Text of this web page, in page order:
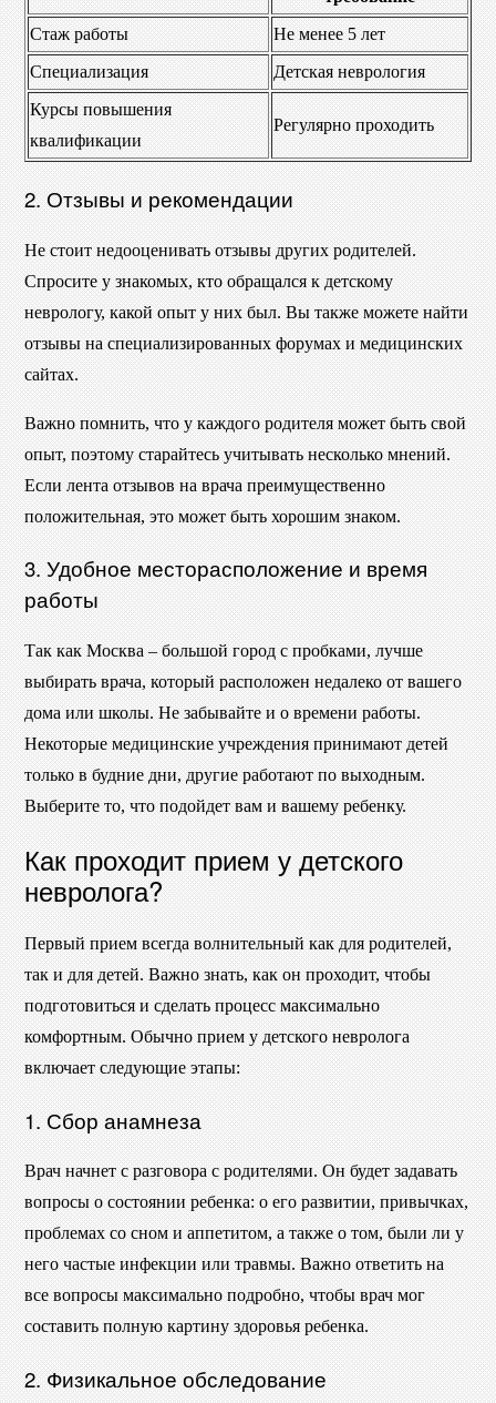
Стаж работы
Не менее 5 лет
Специализация
Детская неврология
Курсы повышения
квалификации
Регулярно проходить
2. Отзывы и рекомендации
Не стоит недооценивать отзывы других родителей.
Спросите у знакомых, кто обращался к детскому
неврологу, какой опыт у них был. Вы также можете найти
отзывы на специализированных форумах и медицинских
сайтах.
Важно помнить, что у каждого родителя может быть свой
опыт, поэтому старайтесь учитывать несколько мнений.
Если лента отзывов на врача преимущественно
положительная, это может быть хорошим знаком.
3. Удобное месторасположение и время
работы
Так как Москва – большой город с пробками, лучше
выбирать врача, который расположен недалеко от вашего
дома или школы. Не забывайте и о времени работы.
Некоторые медицинские учреждения принимают детей
только в будние дни, другие работают по выходным.
Выберите то, что подойдет вам и вашему ребенку.
Как проходит прием у детского
невролога?
Первый прием всегда волнительный как для родителей,
так и для детей. Важно знать, как он проходит, чтобы
подготовиться и сделать процесс максимально
комфортным. Обычно прием у детского невролога
включает следующие этапы:
1. Сбор анамнеза
Врач начнет с разговора с родителями. Он будет задавать
вопросы о состоянии ребенка: о его развитии, привычках,
проблемах со сном и аппетитом, а также о том, были ли у
него частые инфекции или травмы. Важно ответить на
все вопросы максимально подробно, чтобы врач мог
составить полную картину здоровья ребенка.
2. Физикальное обследование